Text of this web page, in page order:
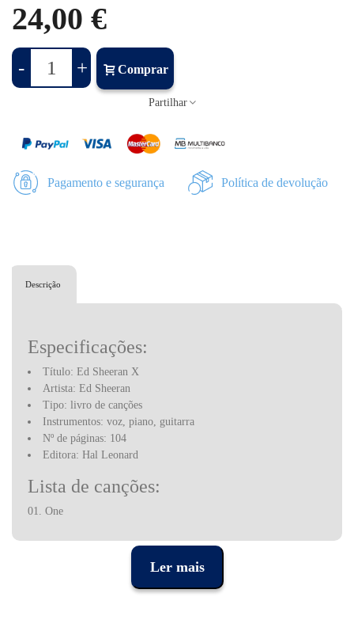
24,00 €
- + Comprar
Partilhar
Pagamento e segurança Política de devolução
Descrição
Especificações:
Título: Ed Sheeran X
Artista: Ed Sheeran
Tipo: livro de canções
Instrumentos: voz, piano, guitarra
Nº de páginas: 104
Editora: Hal Leonard
Lista de canções:
01. One
03. Sing
Ler mais